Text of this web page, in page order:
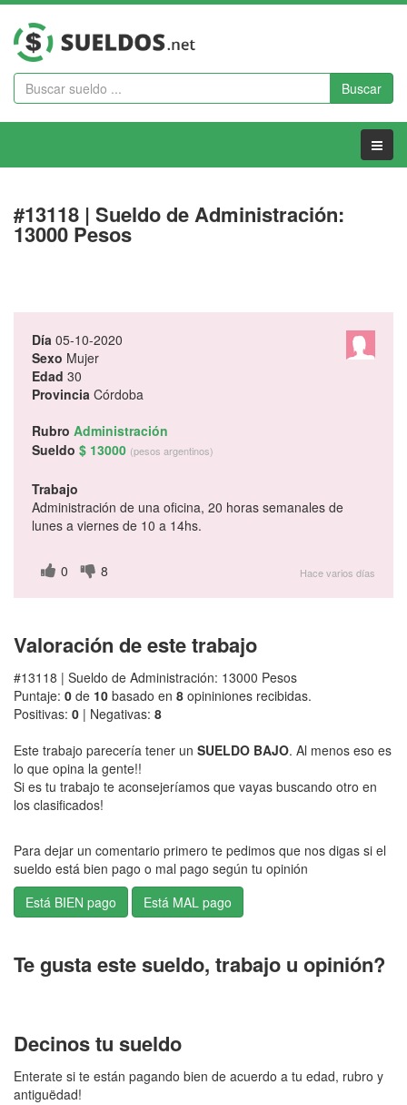
Buscar
Menu
#13118 | Sueldo de Administración:
13000 Pesos
Día 05-10-2020
Sexo Mujer
Edad 30
Provincia Córdoba
Rubro Administración
Sueldo $ 13000 (pesos argentinos)
Trabajo
Administración de una oficina, 20 horas semanales de
lunes a viernes de 10 a 14hs.
0 8 Hace varios días
Valoración de este trabajo
#13118 | Sueldo de Administración: 13000 Pesos
Puntaje: 0 de 10 basado en 8 opininiones recibidas.
Positivas: 0 | Negativas: 8
Este trabajo parecería tener un SUELDO BAJO. Al menos eso es
lo que opina la gente!!
Si es tu trabajo te aconsejeríamos que vayas buscando otro en
los clasificados!
Para dejar un comentario primero te pedimos que nos digas si el
sueldo está bien pago o mal pago según tu opinión
Te gusta este sueldo, trabajo u opinión?
Decinos tu sueldo
Enterate si te están pagando bien de acuerdo a tu edad, rubro y
antiguëdad!